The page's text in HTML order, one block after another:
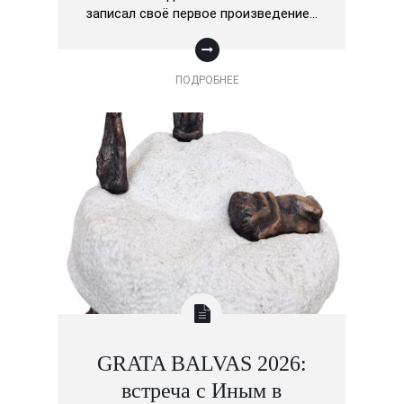
записал своё первое произведение…
ПОДРОБНЕЕ
GRATA BALVAS 2026:
встреча с Иным в